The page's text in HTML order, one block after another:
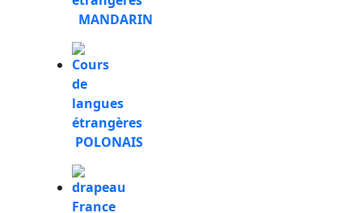
MANDARIN
POLONAIS